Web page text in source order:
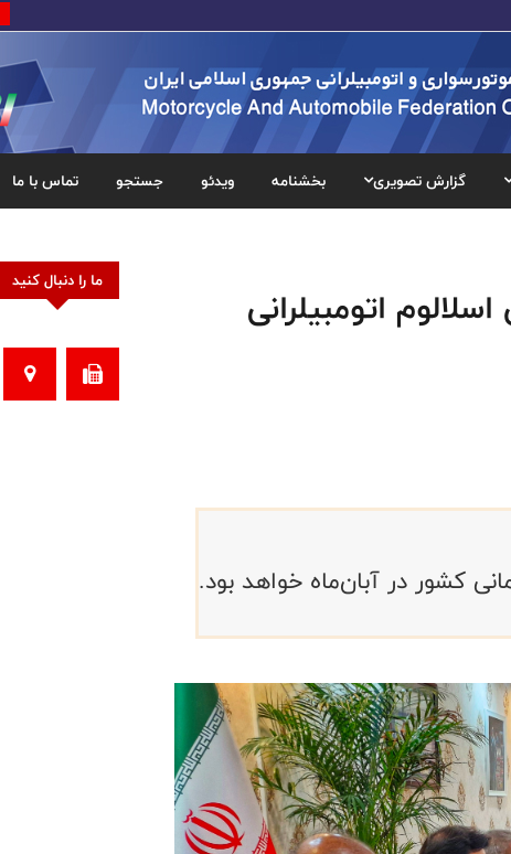
گزارش تصویری بخشنامه ویدئو جستجو تماس با ما
اتومبیلرانی
کشور در آبان‌ماه خواهد بود.
ما را دنبال کنید